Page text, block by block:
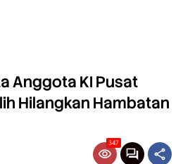
Anggota KI Pusat
Hilangkan Hambatan
347